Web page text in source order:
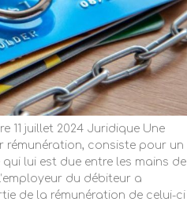
11 juillet 2024 Juridique Une
rémunération, consiste pour un
lui est due entre les mains de
du débiteur a
de la rémunération de celui-ci